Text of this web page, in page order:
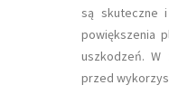
są skuteczne
powiększenia
uszkodzeń.
przed